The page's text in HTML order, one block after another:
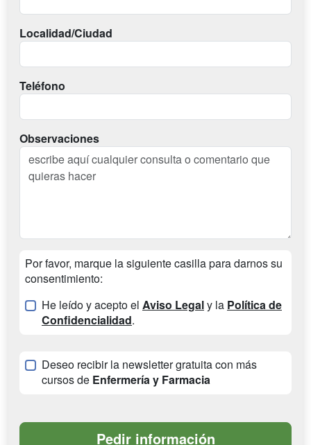
Localidad/Ciudad
Teléfono
Observaciones
Por favor, marque la siguiente casilla para darnos su
consentimiento:
He leído y acepto el Aviso Legaly la Política de
Confidencialidad.
Deseo recibir la newsletter gratuita con más
cursos de Enfermería y Farmacia